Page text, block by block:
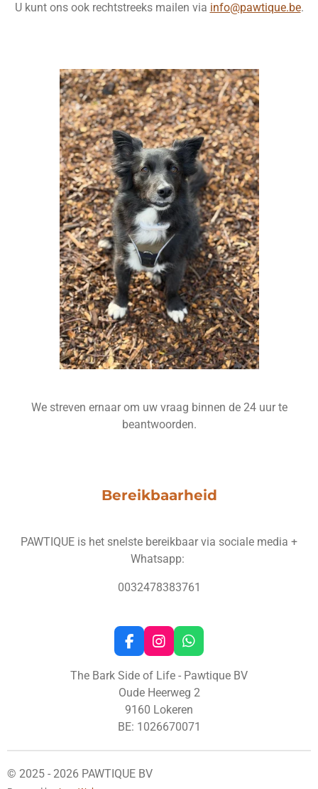
U kunt ons ook rechtstreeks mailen via info@pawtique.be.
We streven ernaar om uw vraag binnen de 24 uur te
beantwoorden.
Bereikbaarheid
PAWTIQUE is het snelste bereikbaar via sociale media +
Whatsapp:
0032478383761
F
a
c
e
b
o
o
I
n
s
t
a
g
r
m
W
h
a
t
s
A
p
The Bark Side of Life - Pawtique BV
Oude Heerweg 2
9160 Lokeren
BE: 1026670071
© 2025 - 2026 PAWTIQUE BV